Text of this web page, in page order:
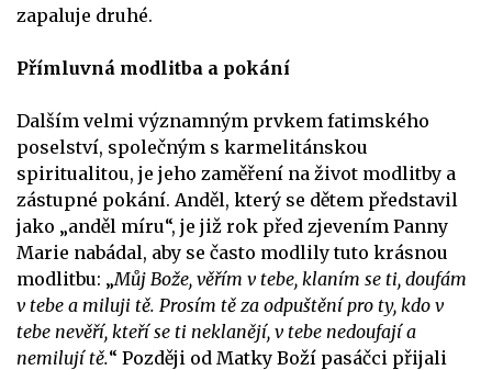
zapaluje druhé.
Přímluvná modlitba a pokání
Dalším velmi významným prvkem fatimského
poselství, společným s karmelitánskou
spiritualitou, je jeho zaměření na život modlitby a
zástupné pokání. Anděl, který se dětem představil
jako „anděl míru“, je již rok před zjevením Panny
Marie nabádal, aby se často modlily tuto krásnou
modlitbu: „Můj Bože, věřím v tebe, klaním se ti, doufám
v tebe a miluji tě. Prosím tě za odpuštění pro ty, kdo v
tebe nevěří, kteří se ti neklanějí, v tebe nedoufají a
nemilují tě.“ Později od Matky Boží pasáčci přijali